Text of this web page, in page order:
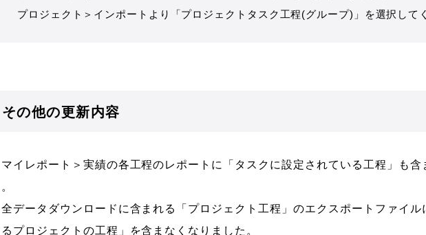
プロジェクト＞インポートより「プロジェクトタスク工程(グループ)」を選択して
その他の更新内容
マイレポート＞実績の各工程のレポートに「タスクに設定されている工程」も
全データダウンロードに含まれる「プロジェクト工程」のエクスポートファイ
プロジェクトの工程」を含まなくなりました。